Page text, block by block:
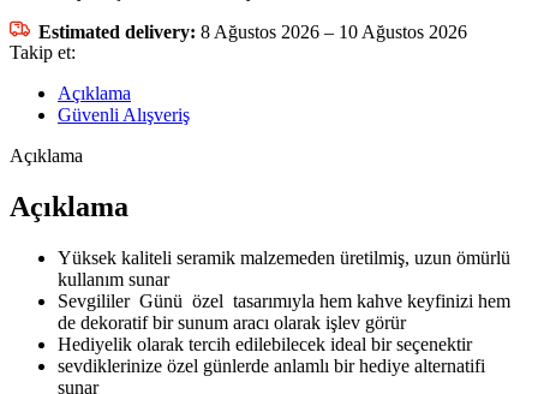
Estimated delivery: 8 Ağustos 2026 – 10 Ağustos 2026
Takip et:
Açıklama
Güvenli Alışveriş
Açıklama
Açıklama
Yüksek kaliteli seramik malzemeden üretilmiş, uzun ömürlü
kullanım sunar
Sevgililer Günü özel tasarımıyla hem kahve keyfinizi hem
de dekoratif bir sunum aracı olarak işlev görür
Hediyelik olarak tercih edilebilecek ideal bir seçenektir
sevdiklerinize özel günlerde anlamlı bir hediye alternatifi
sunar